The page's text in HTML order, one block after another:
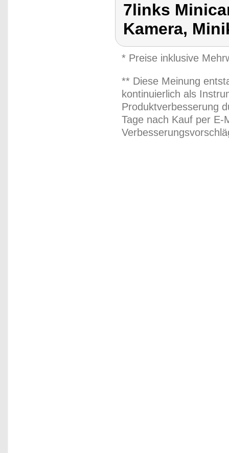
7links
Kamera,
* Preise inklusive
** Diese Meinung
kontinuierlich als
Produktverbesserung
Tage nach Kauf per E-